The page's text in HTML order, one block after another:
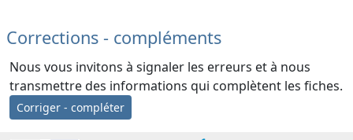
Corrections - compléments
Nous vous invitons à signaler les erreurs et à nous
transmettre des informations qui complètent les fiches.
Corriger - compléter